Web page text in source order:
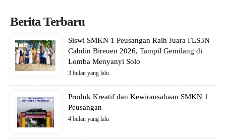
Berita Terbaru
Siswi SMKN 1 Peusangan Raih Juara FLS3N
Cabdin Bireuen 2026, Tampil Gemilang di
Lomba Menyanyi Solo
3 bulan yang lalu
Produk Kreatif dan Kewirausahaan SMKN 1
Peusangan
4 bulan yang lalu